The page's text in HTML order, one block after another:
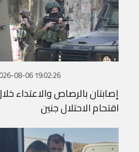
08-06 19:02:26
إصابتان بالرصاص والاعتداء
اقتحام الاحتلال جنين